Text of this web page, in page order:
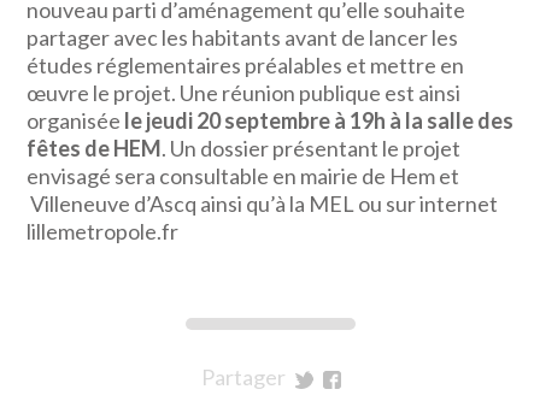
nouveau parti d’aménagement qu’elle souhaite
partager avec les habitants avant de lancer les
études réglementaires préalables et mettre en
œuvre le projet. Une réunion publique est ainsi
organisée le jeudi 20 septembre à 19h à la salle des
fêtes de HEM. Un dossier présentant le projet
envisagé sera consultable en mairie de Hem et
Villeneuve d’Ascq ainsi qu’à la MEL ou sur internet
lillemetropole.fr
Partager